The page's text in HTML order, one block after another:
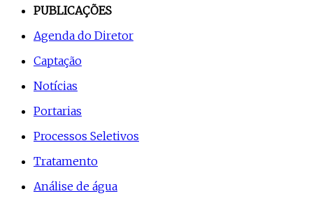
PUBLICAÇÕES
Agenda do Diretor
Captação
Notícias
Portarias
Processos Seletivos
Tratamento
Análise de água